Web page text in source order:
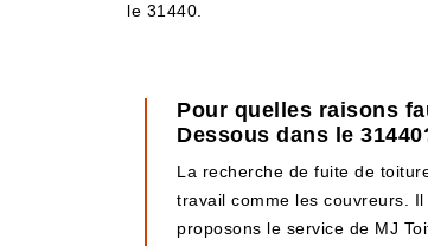
le 31440.
Pour quelles raisons
Dessous dans le
La recherche de fuite de
travail comme les couvreurs.
proposons le service de MJ